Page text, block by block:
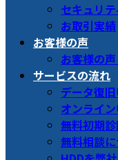
セキュリ
お取引実績
お客様の声
お客様の
サービスの流れ
データ復
オンライ
無料初期
無料相談